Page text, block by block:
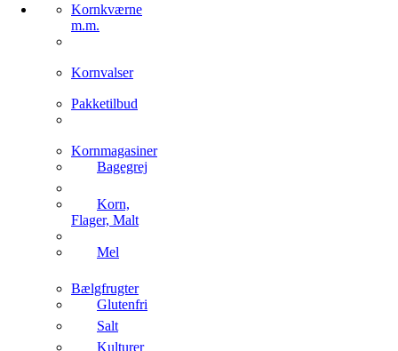
Kornkværne
m.m.
Kornvalser
Pakketilbud
Kornmagasiner
Bagegrej
Korn,
Flager, Malt
Mel
Bælgfrugter
Glutenfri
Salt
Kulturer